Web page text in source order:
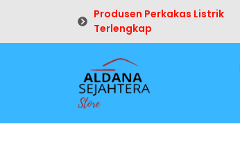
Produsen Perkakas Listrik
Terlengkap